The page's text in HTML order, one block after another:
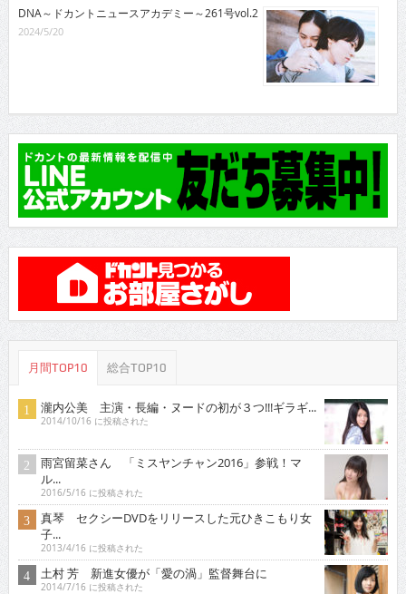
DNA～ドカントニュースアカデミー～261号vol.2
2024/5/20
月間TOP10 総合TOP10
瀧内公美 主演・長編・ヌードの初が３つ!!!ギラギ...
2014/10/16 に投稿された
雨宮留菜さん 「ミスヤンチャン2016」参戦！マ
ル...
2016/5/16 に投稿された
真琴 セクシーDVDをリリースした元ひきこもり女
子...
2013/4/16 に投稿された
土村 芳 新進女優が「愛の渦」監督舞台に
2014/7/16 に投稿された